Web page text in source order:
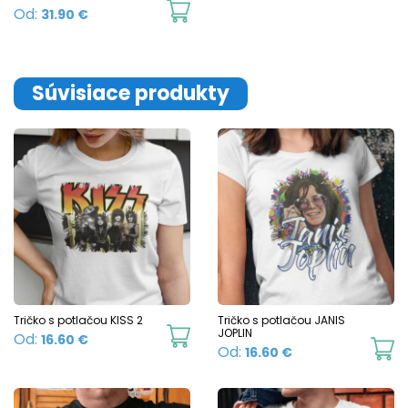
Od: 31.90 €
This
multiple
variants.
The
chosen
the
product
page
Súvisiace produkty
Tričko s potlačou KISS 2
Od: 16.60 €
This
product
has
Tričko s potlačou JANIS
JOPLIN
Od: 16.60 €